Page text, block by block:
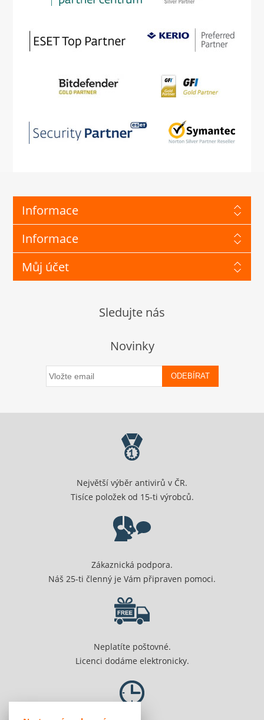
Informace
Informace
Můj účet
Sledujte nás
Novinky
ODEBÍRAT
Největší výběr antivirů v ČR.
Tisíce položek od 15-ti výrobců.
Zákaznická podpora.
Náš 25-ti členný je Vám připraven pomoci.
Neplatíte poštovné.
Licenci dodáme elektronicky.